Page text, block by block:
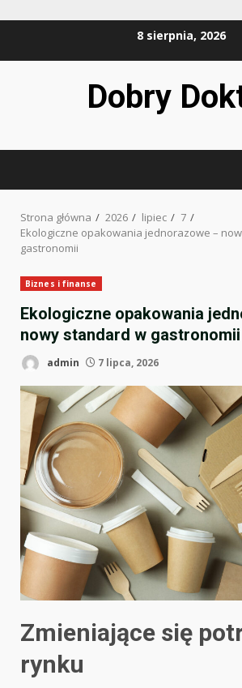
8 sierpnia, 2026
Dobry
Strona główna 2026 lipiec
7
Ekologiczne opakowania jednorazowe –
gastronomii
Biznes i finanse
Ekologiczne opakowania
nowy standard w gastronomii
admin 7 lipca, 2026
Zmieniające się
rynku